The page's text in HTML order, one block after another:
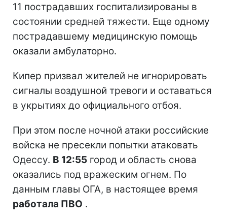
11 пострадавших госпитализированы в
состоянии средней тяжести. Еще одному
пострадавшему медицинскую помощь
оказали амбулаторно.
Кипер призвал жителей не игнорировать
сигналы воздушной тревоги и оставаться
в укрытиях до официального отбоя.
При этом после ночной атаки российские
войска не пресекли попытки атаковать
Одессу. В 12:55 город и область снова
оказались под вражеским огнем. По
данным главы ОГА, в настоящее время
работала ПВО .